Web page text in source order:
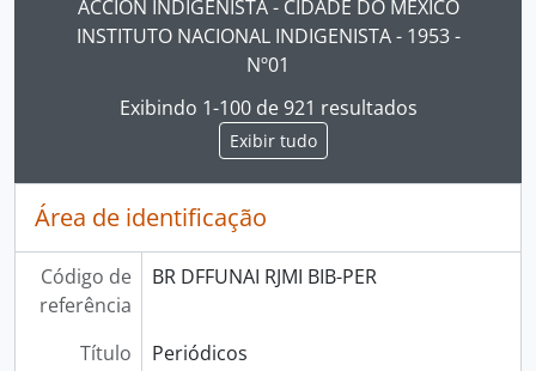
ACCION INDIGENISTA - CIDADE DO MÉXICO
INSTITUTO NACIONAL INDIGENISTA - 1953 -
Nº01
Exibindo 1-100 de 921 resultados
Exibir tudo
Área de identificação
Código de
referência
BR DFFUNAI RJMI BIB-PER
Título
Periódicos